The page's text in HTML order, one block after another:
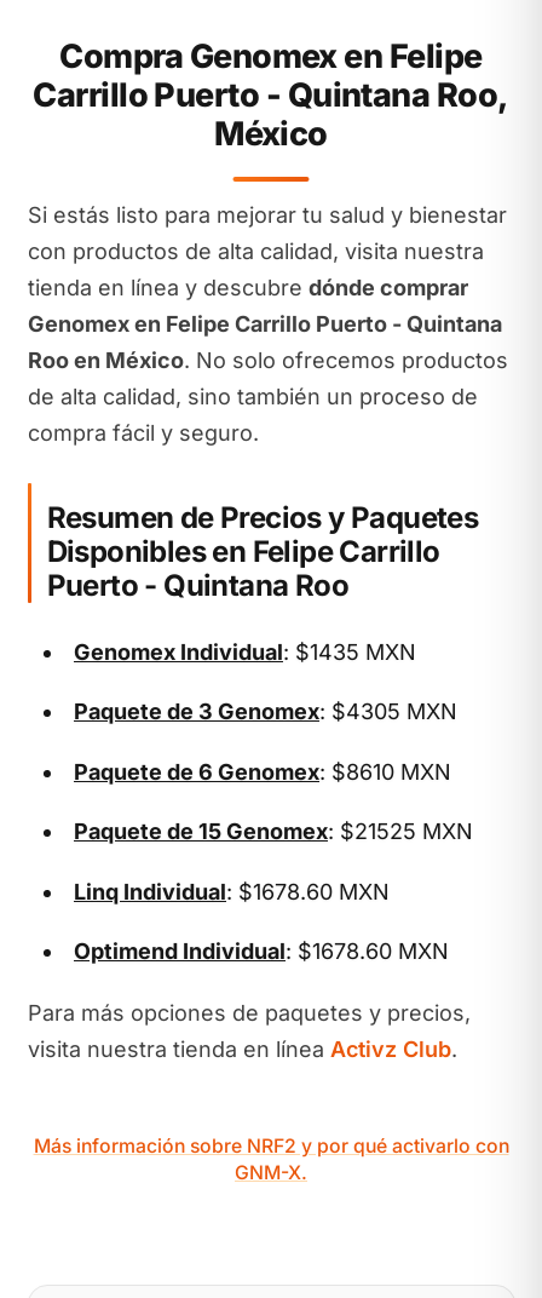
Compra Genomex en Felipe
Carrillo Puerto - Quintana Roo,
México
Si estás listo para mejorar tu salud y bienestar
con productos de alta calidad, visita nuestra
tienda en línea y descubre dónde comprar
Genomex en Felipe Carrillo Puerto - Quintana
Roo en México. No solo ofrecemos productos
de alta calidad, sino también un proceso de
compra fácil y seguro.
Resumen de Precios y Paquetes
Disponibles en Felipe Carrillo
Puerto - Quintana Roo
Genomex Individual: $1435 MXN
Paquete de 3 Genomex: $4305 MXN
Paquete de 6 Genomex: $8610 MXN
Paquete de 15 Genomex: $21525 MXN
Linq Individual: $1678.60 MXN
Optimend Individual: $1678.60 MXN
Para más opciones de paquetes y precios,
visita nuestra tienda en línea Activz Club.
Más información sobre NRF2 y por qué activarlo con
GNM-X.